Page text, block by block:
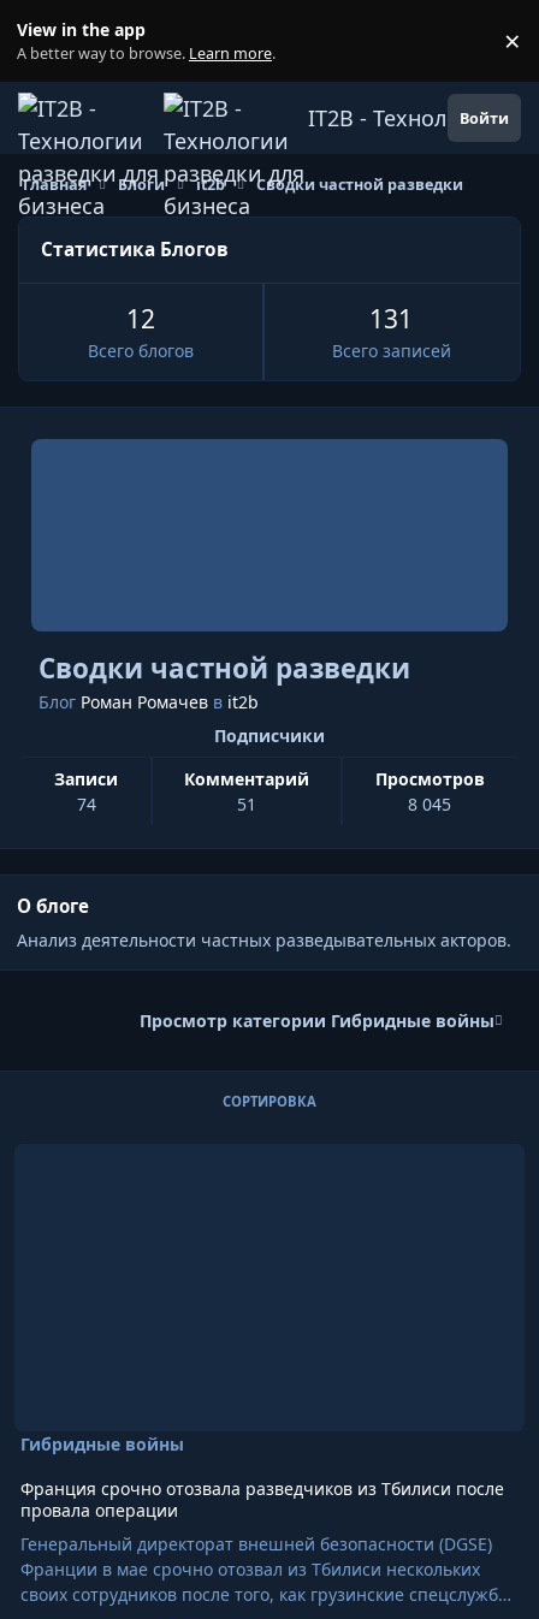
View in the app
A better way to browse. Learn more. ×
IT2B - Технологии
Войти
Главная Блоги it2b Сводки частной разведки
Статистика Блогов
Всего блогов
12
Всего записей
131
Сводки частной разведки
Блог Роман Ромачев в it2b
записи
74
комментарий
51
просмотров
8 045
Подписчики
О блоге
Анализ деятельности частных разведывательных акторов.
Просмотр категории Гибридные войны
СОРТИРОВКА
Гибридные войны
Франция срочно отозвала разведчиков из Тбилиси после
провала операции
Генеральный директорат внешней безопасности (DGSE)
Франции в мае срочно отозвал из Тбилиси нескольких
своих сотрудников после того, как грузинские спецслужбы